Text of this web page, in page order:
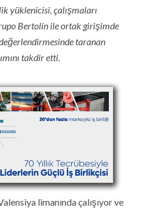
yüklenicisi, çalışmaları
Bertolín ile ortak girişimde
taranan
takdir etti.
limanında çalışıyor ve